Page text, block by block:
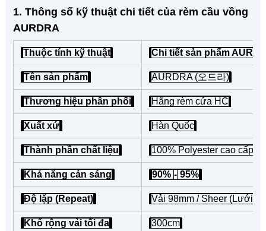
1. Thông số kỹ thuật chi tiết của rèm cầu vồng
AURDRA
Thuộc tính kỹ thuật Chi tiết sản phẩm
Tên sản phẩm AURDRA (오드라)
Thương hiệu phân phối Hãng rèm cửa HC
Xuất xứ Hàn Quốc
Thành phần chất liệu 100% Polyester cao cấp
Khả năng cản sáng 90% - 95%
Độ lặp (Repeat) Vải 98mm / Sheer (Lưới)
Khổ rộng vải tối đa 300cm